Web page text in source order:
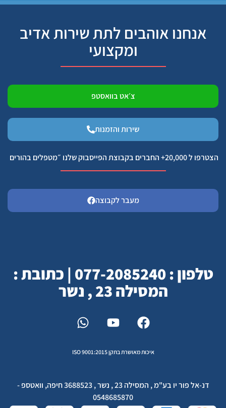
אנחנו אוהבים לתת שירות אדיב
ומקצועי
צ׳אט בוואסטפ
שירות והזמנות
הצטרפו ל 20,000+ החברים בקבוצת הפייסבוק שלנו ״מטפלים בהורים
מעבר לקבוצה
טלפון : 077-2085240 | כתובת :
המסילה 23 , נשר
איכות מאושרת בתקן ISO 9001:2015
דנ-אל פור יו בע"מ , המסילה 23 , נשר , 3688523 חיפה, וואטספ -
0548685870